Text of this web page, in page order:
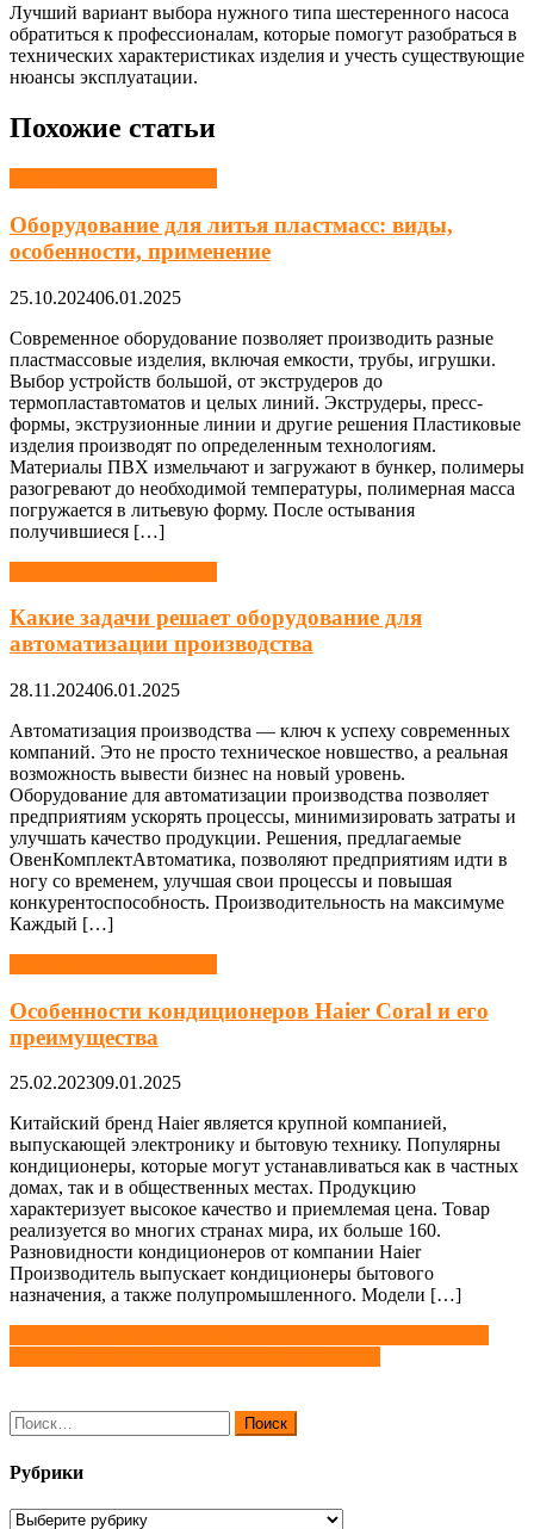
Лучший вариант выбора нужного типа шестеренного насоса
обратиться к профессионалам, которые помогут разобраться в
технических характеристиках изделия и учесть существующие
нюансы эксплуатации.
Похожие статьи
Оборудование для литья пластмасс: виды,
особенности, применение
25.10.202406.01.2025
Современное оборудование позволяет производить разные
пластмассовые изделия, включая емкости, трубы, игрушки.
Выбор устройств большой, от экструдеров до
термопластавтоматов и целых линий. Экструдеры, пресс-
формы, экструзионные линии и другие решения Пластиковые
изделия производят по определенным технологиям.
Материалы ПВХ измельчают и загружают в бункер, полимеры
разогревают до необходимой температуры, полимерная масса
погружается в литьевую форму. После остывания
получившиеся […]
Какие задачи решает оборудование для
автоматизации производства
28.11.202406.01.2025
Автоматизация производства — ключ к успеху современных
компаний. Это не просто техническое новшество, а реальная
возможность вывести бизнес на новый уровень.
Оборудование для автоматизации производства позволяет
предприятиям ускорять процессы, минимизировать затраты и
улучшать качество продукции. Решения, предлагаемые
ОвенКомплектАвтоматика, позволяют предприятиям идти в
ногу со временем, улучшая свои процессы и повышая
конкурентоспособность. Производительность на максимуме
Каждый […]
Особенности кондиционеров Haier Coral и его
преимущества
25.02.202309.01.2025
Китайский бренд Haier является крупной компанией,
выпускающей электронику и бытовую технику. Популярны
кондиционеры, которые могут устанавливаться как в частных
домах, так и в общественных местах. Продукцию
характеризует высокое качество и приемлемая цена. Товар
реализуется во многих странах мира, их больше 160.
Разновидности кондиционеров от компании Haier
Производитель выпускает кондиционеры бытового
назначения, а также полупромышленного. Модели […]
Навигация
по
записям
Найти:
Рубрики
Рубрики